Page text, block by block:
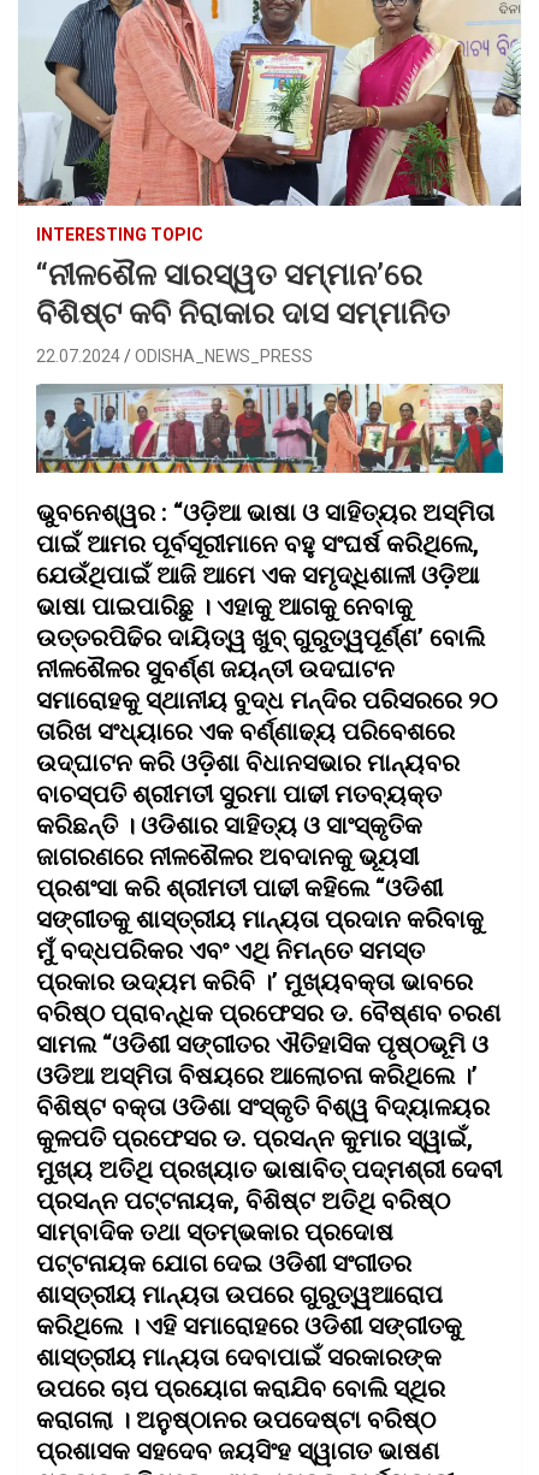
INTERESTING TOPIC
“ନୀଳଶୈଳ ସାରସ୍ୱତ ସମ୍ମାନ’ରେ
ବିଶିଷ୍ଟ କବି ନିରାକାର ଦାସ ସମ୍ମାନିତ
22.07.2024 ODISHA_NEWS_PRESS
ଭୁବନେଶ୍ୱର : “ଓଡ଼ିଆ ଭାଷା ଓ ସାହିତ୍ୟର ଅସ୍ମିତା
ପାଇଁ ଆମର ପୂର୍ବସୂରୀମାନେ ବହୁ ସଂଘର୍ଷ କରିଥିଲେ,
ଯେଉଁଥିପାଇଁ ଆଜି ଆମେ ଏକ ସମୃଦ୍ଧିଶାଳୀ ଓଡ଼ିଆ
ଭାଷା ପାଇପାରିଛୁ । ଏହାକୁ ଆଗକୁ ନେବାକୁ
ଉତ୍ତରପିଢିର ଦାୟିତ୍ୱ ଖୁବ୍ ଗୁରୁତ୍ୱପୂର୍ଣ୍ଣ’ ବୋଲି
ନୀଳଶୈଳର ସୁବର୍ଣ୍ଣ ଜୟନ୍ତୀ ଉଦଘାଟନ
ସମାରୋହକୁ ସ୍ଥାନୀୟ ବୁଦ୍ଧ ମନ୍ଦିର ପରିସରରେ ୨୦
ତାରିଖ ସଂଧ୍ୟାରେ ଏକ ବର୍ଣ୍ଣାଢ୍ୟ ପରିବେଶରେ
ଉଦ୍‌ଘାଟନ କରି ଓଡ଼ିଶା ବିଧାନସଭାର ମାନ୍ୟବର
ବାଚସ୍ପତି ଶ୍ରୀମତୀ ସୁରମା ପାଢୀ ମତବ୍ୟକ୍ତ
କରିଛନ୍ତି । ଓଡିଶାର ସାହିତ୍ୟ ଓ ସାଂସ୍କୃତିକ
ଜାଗରଣରେ ନୀଳଶୈଳର ଅବଦାନକୁ ଭୂୟସୀ
ପ୍ରଶଂସା କରି ଶ୍ରୀମତୀ ପାଢୀ କହିଲେ “ଓଡିଶୀ
ସଙ୍ଗୀତକୁ ଶାସ୍ତ୍ରୀୟ ମାନ୍ୟତା ପ୍ରଦାନ କରିବାକୁ
ମୁଁ ବଦ୍ଧପରିକର ଏବଂ ଏଥି ନିମନ୍ତେ ସମସ୍ତ
ପ୍ରକାର ଉଦ୍ୟମ କରିବି ।’ ମୁଖ୍ୟବକ୍ତା ଭାବରେ
ବରିଷ୍ଠ ପ୍ରାବନ୍ଧିକ ପ୍ରଫେସର ଡ. ବୈଷ୍ଣବ ଚରଣ
ସାମଲ “ଓଡିଶୀ ସଙ୍ଗୀତର ଐତିହାସିକ ପୃଷ୍ଠଭୂମି ଓ
ଓଡିଆ ଅସ୍ମିତା ବିଷୟରେ ଆଲୋଚନା କରିଥିଲେ ।’
ବିଶିଷ୍ଟ ବକ୍ତା ଓଡିଶା ସଂସ୍କୃତି ବିଶ୍ୱ ବିଦ୍ୟାଳୟର
କୁଳପତି ପ୍ରଫେସର ଡ. ପ୍ରସନ୍ନ କୁମାର ସ୍ୱାଇଁ,
ମୁଖ୍ୟ ଅତିଥି ପ୍ରଖ୍ୟାତ ଭାଷାବିତ୍ ପଦ୍ମଶ୍ରୀ ଦେବୀ
ପ୍ରସନ୍ନ ପଟ୍ଟନାୟକ, ବିଶିଷ୍ଟ ଅତିଥି ବରିଷ୍ଠ
ସାମ୍ବାଦିକ ତଥା ସ୍ତମ୍ଭକାର ପ୍ରଦୋଷ
ପଟ୍ଟନାୟକ ଯୋଗ ଦେଇ ଓଡିଶୀ ସଂଗୀତର
ଶାସ୍ତ୍ରୀୟ ମାନ୍ୟତା ଉପରେ ଗୁରୁତ୍ୱଆରୋପ
କରିଥିଲେ । ଏହି ସମାରୋହରେ ଓଡିଶୀ ସଙ୍ଗୀତକୁ
ଶାସ୍ତ୍ରୀୟ ମାନ୍ୟତା ଦେବାପାଇଁ ସରକାରଙ୍କ
ଉପରେ ଚାପ ପ୍ରୟୋଗ କରାଯିବ ବୋଲି ସ୍ଥିର
କରାଗଲା । ଅନୁଷ୍ଠାନର ଉପଦେଷ୍ଟା ବରିଷ୍ଠ
ପ୍ରଶାସକ ସହଦେବ ଜୟସିଂହ ସ୍ୱାଗତ ଭାଷଣ